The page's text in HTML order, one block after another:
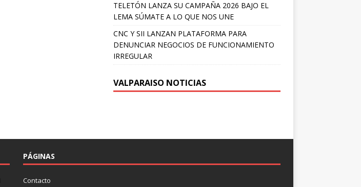
TELETÓN LANZA SU CAMPAÑA 2026 BAJO EL
LEMA SÚMATE A LO QUE NOS UNE
CNC Y SII LANZAN PLATAFORMA PARA
DENUNCIAR NEGOCIOS DE FUNCIONAMIENTO
IRREGULAR
VALPARAISO NOTICIAS
PÁGINAS
Contacto